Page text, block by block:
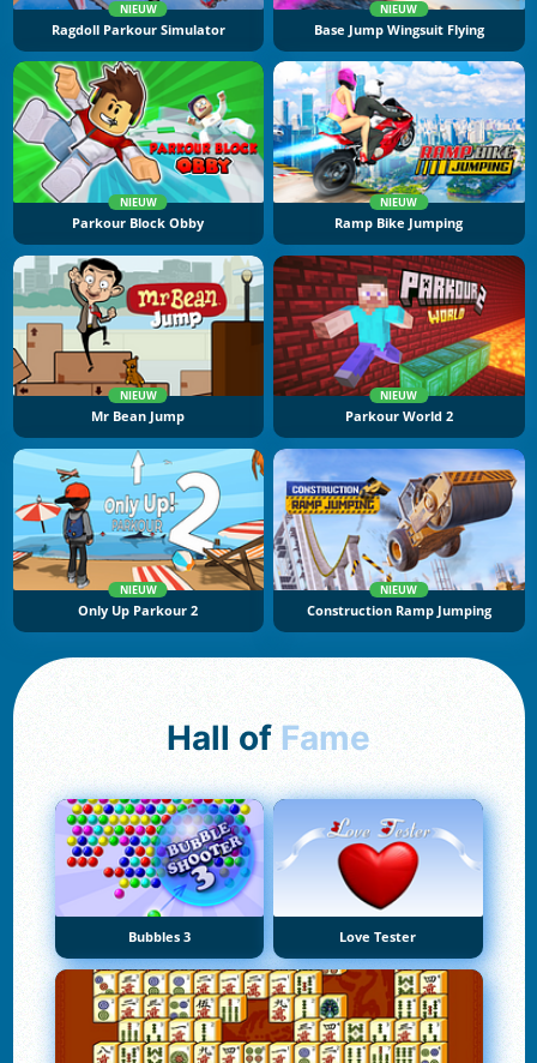
NIEUW
Ragdoll Parkour Simulator
NIEUW
Base Jump Wingsuit Flying
NIEUW
Parkour Block Obby
NIEUW
Ramp Bike Jumping
NIEUW
Mr Bean Jump
NIEUW
Parkour World 2
NIEUW
Only Up Parkour 2
NIEUW
Construction Ramp Jumping
Hall of Fame
Bubbles 3 Love Tester